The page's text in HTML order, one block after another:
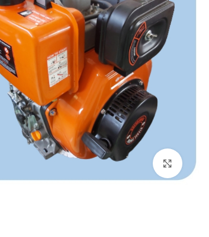
برای بزرگنمایی کلیک کنید